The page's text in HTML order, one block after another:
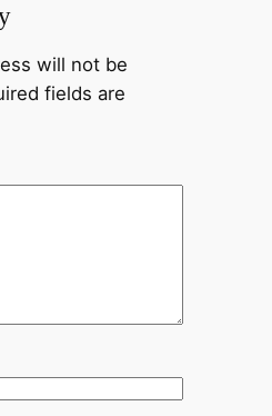
will not be
fields are